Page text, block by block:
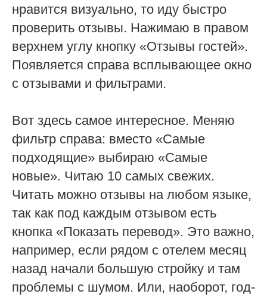
нравится визуально, то иду быстро
проверить отзывы. Нажимаю в правом
верхнем углу кнопку «Отзывы гостей».
Появляется справа всплывающее окно
с отзывами и фильтрами.
Вот здесь самое интересное. Меняю
фильтр справа: вместо «Самые
подходящие» выбираю «Самые
новые». Читаю 10 самых свежих.
Читать можно отзывы на любом языке,
так как под каждым отзывом есть
кнопка «Показать перевод». Это важно,
например, если рядом с отелем месяц
назад начали большую стройку и там
проблемы с шумом. Или, наоборот, год-